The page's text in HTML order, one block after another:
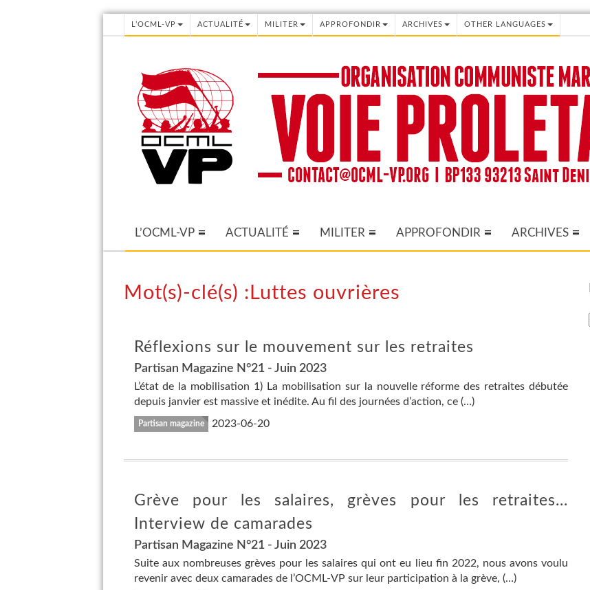
L’OCML-VP ACTUALITÉ MILITER APPROFONDIR ARCHIVES OTHER LANGUAGES
L’OCML-VP ACTUALITÉ MILITER APPROFONDIR ARCHIVES
Mot(s)-clé(s) :Luttes ouvrières
Réflexions sur le mouvement sur les retraites
Partisan Magazine N°21 - Juin 2023
L’état de la mobilisation 1) La mobilisation sur la nouvelle réforme des retraites débutée
depuis janvier est massive et inédite. Au fil des journées d’action, ce (…)
Partisan magazine 2023-06-20
Grève pour les salaires, grèves pour les retraites...
Interview de camarades
Partisan Magazine N°21 - Juin 2023
Suite aux nombreuses grèves pour les salaires qui ont eu lieu fin 2022, nous avons voulu
revenir avec deux camarades de l’OCML-VP sur leur participation à la grève, (…)